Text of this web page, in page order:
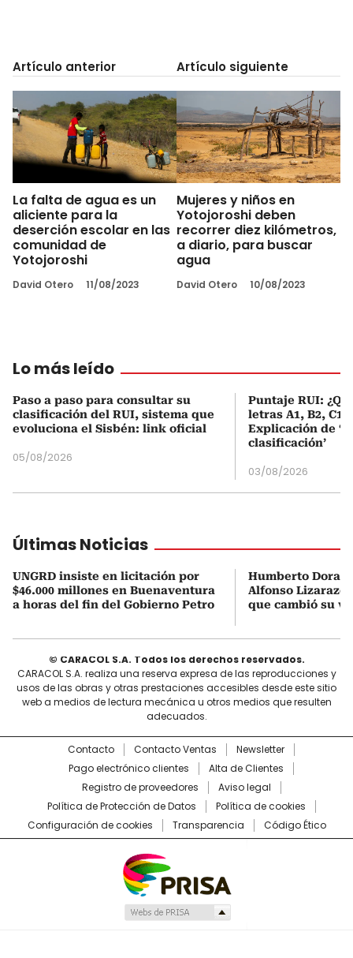
Artículo anterior
La falta de agua es un
aliciente para la
deserción escolar en las
comunidad de
Yotojoroshi
David Otero 11/08/2023
Artículo siguiente
Mujeres y niños en
Yotojoroshi deben
recorrer diez kilómetros,
a diario, para buscar
agua
David Otero 10/08/2023
Lo más leído
Paso a paso para consultar su
clasificación del RUI, sistema que
evoluciona el Sisbén: link oficial
05/08/2026
Puntaje RUI:
letras A1, B2, C1
Explicación de
clasificación’
03/08/2026
Últimas Noticias
UNGRD insiste en licitación por
$46.000 millones en Buenaventura
a horas del fin del Gobierno Petro
Humberto
Alfonso Lizarazo
que cambió su
© CARACOL S.A. Todos los derechos reservados.
CARACOL S.A. realiza una reserva expresa de las reproducciones y
usos de las obras y otras prestaciones accesibles desde este sitio
web a medios de lectura mecánica u otros medios que resulten
adecuados.
Contacto Contacto Ventas
Newsletter
Pago electrónico clientes
Alta de Clientes
Registro de proveedores
Aviso legal
Política de Protección de Datos
Política de cookies
Configuración de cookies
Transparencia Código Ético